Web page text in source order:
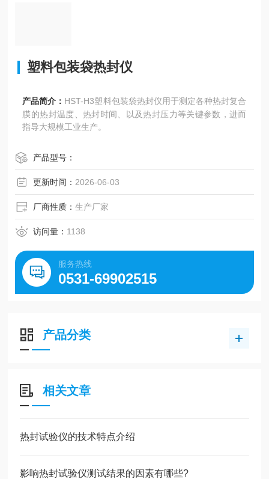
塑料包装袋热封仪
产品简介： HST-H3塑料包装袋热封仪用于测定各种热封复合
膜的热封温度、热封时间、以及热封压力等关键参数，进而
指导大规模工业生产。
产品型号：
更新时间： 2026-06-03
厂商性质：生产厂家
访问量： 1138
服务热线
0531-69902515
产品分类
相关文章
热封试验仪的技术特点介绍
影响热封试验仪测试结果的因素有哪些?